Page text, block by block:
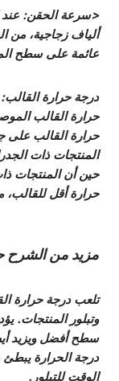
<سرعة الحقن: عند
ألياف زجاجية، من
عائمة على سطح
درجة حرارة القالب
حرارة القالب على
المنتجات ذات
حين أن المنتجات
حرارة أقل للقالب، مثل 40-80
مزيد من الشرح
تلعب درجة حرارة
وتبلور المنتجات.
سطح أفضل ويزيد
درجة الحرارة يبطئ
الوقت للتبلور.